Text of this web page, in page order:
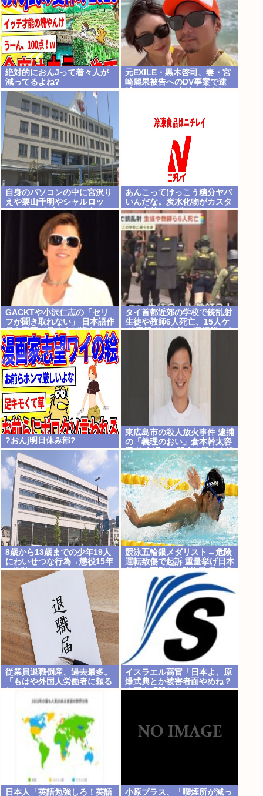
絶対的におんJって着々人が
減ってるよね?
元EXILE・黒木啓司、妻・宮
崎麗果被告へのDV事案で逮
自身のパソコンの中に宮沢り
えや栗山千明やシャルロッ
ト・ゲンズブールを保存した
あんこってけっこう糖分ヤバ
いんだな。炭水化物がカスタ
ード七越の1.8倍くらいあっ
たぞ。
GACKTや小沢仁志の「セリ
フが聞き取れない」 日本語作
品を字幕で見る人が増えてい
る背景… 聴力低下が原因では
ない？
タイ首都近郊の学校で銃乱射
生徒や教師6人死亡、15人ケ
ガ 容疑者は生徒…犯行後に自
?おんj明日休み部?
東広島市の殺人放火事件 逮捕
の「義理のおい」倉本幹太容
疑者 夫婦への殺人や殺人未遂
容疑については不起訴 放火な
どの罪では起訴
8歳から13歳までの少年19人
にわいせつな行為→懲役15年
の判決
競泳五輪銀メダリスト→危険
運転致傷で起訴 重量挙げ日本
代表→万引きで強盗致傷で逮
捕 脳筋ヤバない？
従業員退職倒産、過去最多。
「もはや外国人労働者に頼る
イスラエル高官「日本よ、原
爆式典とか被害者面やめね？
中国人虐殺したくせに」
日本人「英語勉強しろ！英語
小原ブラス、「喫煙所が減っ